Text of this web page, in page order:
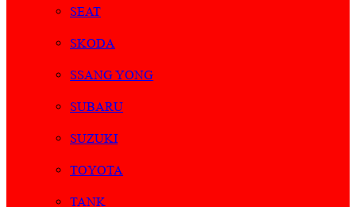
SEAT
SKODA
SSANG YONG
SUBARU
SUZUKI
TOYOTA
TANK